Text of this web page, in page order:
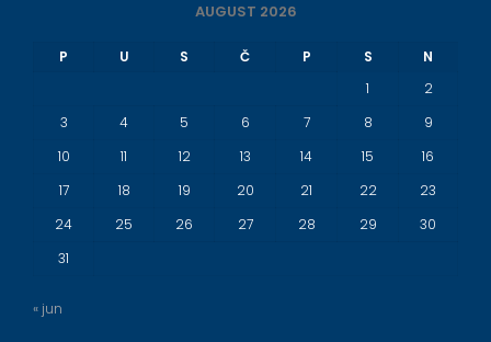
AUGUST 2026
P U S Č P S
N
1
2
3
4 5 6 7 8
9
10
11 12 13 14 15
16
17
18 19 20 21 22
23
24
25 26 27 28 29
30
31
« jun